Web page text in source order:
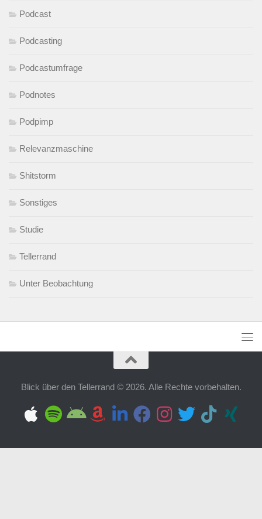
Podcast
Podcasting
Podcastumfrage
Podnotes
Podpimp
Relevanzmaschine
Shitstorm
Sonstiges
Studie
Tellerrand
Unter Beobachtung
Blick über den Tellerrand © 2026. Alle Rechte vorbehalten.